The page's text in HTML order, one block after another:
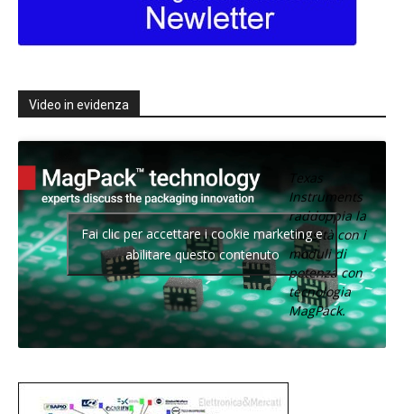
Video in evidenza
Texas
Instruments
raddoppia la
densità con i
moduli di
potenza con
tecnologia
MagPack.
Fai clic per accettare i cookie marketing e
abilitare questo contenuto